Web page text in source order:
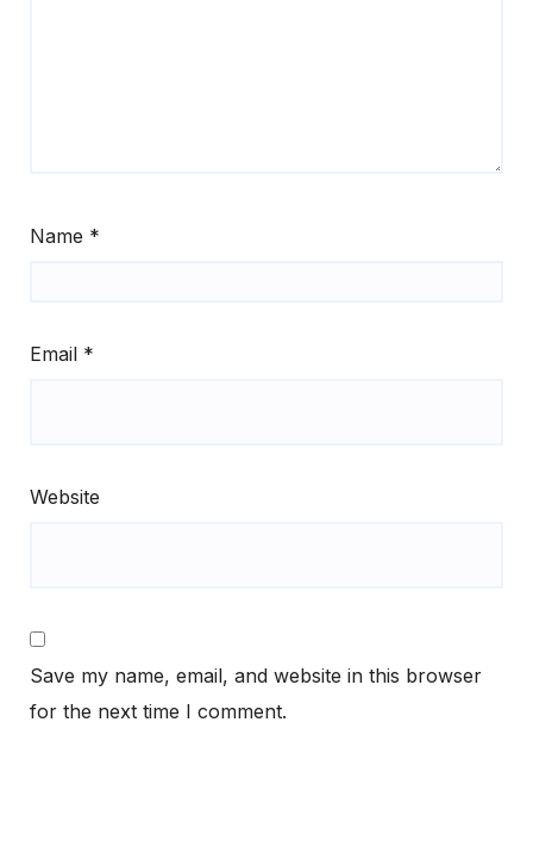
Name *
Email *
Website
Save my name, email, and website in this browser
for the next time I comment.